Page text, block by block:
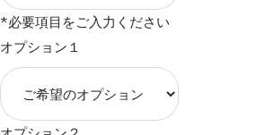
*必要項目をご入力ください
オプション１